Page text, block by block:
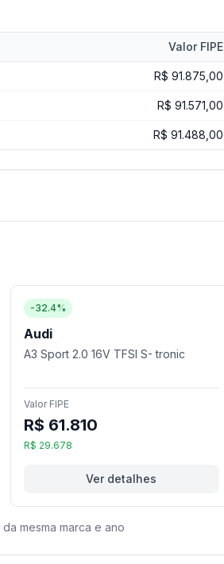
Valor FIPE
R$ 91.875,00
R$ 91.571,00
R$ 91.488,00
-32.4%
Audi
A3 Sport 2.0 16V TFSI S- tronic
Valor FIPE
R$ 61.810
R$ 29.678
Ver detalhes
mesma marca e ano